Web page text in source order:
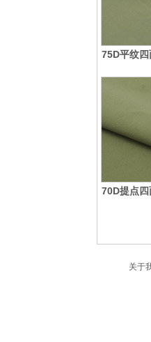
75D平纹
70D提点四
关于